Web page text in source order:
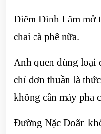
Diêm Đình Lâm mở
chai cà phê nữa.
Anh quen dùng loại
chỉ đơn thuần là
không cần máy pha
Đường Nặc Doãn